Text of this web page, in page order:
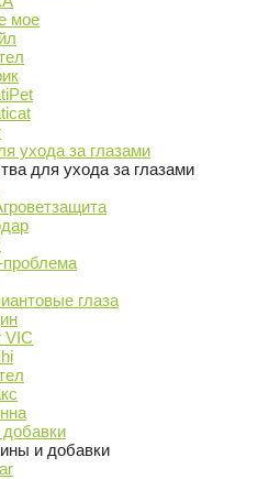
мое
ухода за глазами
для ухода за глазами
проблема
глаза
VIC
и добавки